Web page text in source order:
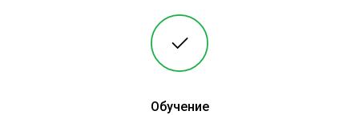
Обучение